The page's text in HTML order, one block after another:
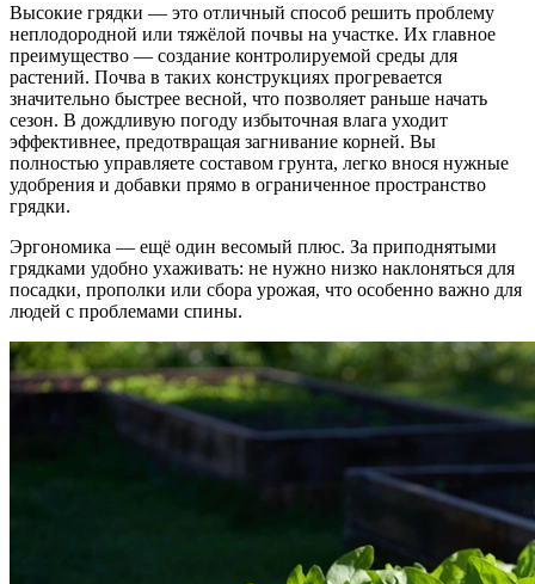
Высокие грядки — это отличный способ решить проблему
неплодородной или тяжёлой почвы на участке. Их главное
преимущество — создание контролируемой среды для
растений. Почва в таких конструкциях прогревается
значительно быстрее весной, что позволяет раньше начать
сезон. В дождливую погоду избыточная влага уходит
эффективнее, предотвращая загнивание корней. Вы
полностью управляете составом грунта, легко внося нужные
удобрения и добавки прямо в ограниченное пространство
грядки.
Эргономика — ещё один весомый плюс. За приподнятыми
грядками удобно ухаживать: не нужно низко наклоняться для
посадки, прополки или сбора урожая, что особенно важно для
людей с проблемами спины.